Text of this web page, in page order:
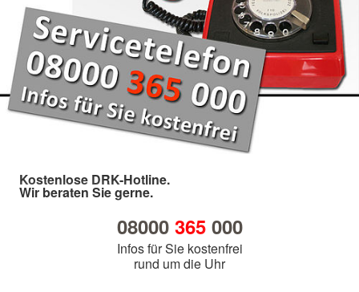
Kostenlose DRK-Hotline.
Wir beraten Sie gerne.
08000 365000
Infos für Sie kostenfrei
rund um die Uhr